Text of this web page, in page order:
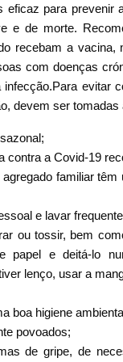
eficaz para
e de morte.
recebam a
com doenças
evitar
devem ser
contra a Covid-19
familiar
e lavar
ou tossir, bem
papel e deitá-lo
lenço, usar a
boa higiene
povoados;
de gripe, de